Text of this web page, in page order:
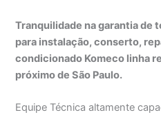
Tranquilidade na garantia de
para instalação, conserto,
condicionado Komeco linha
próximo de São Paulo.
Equipe Técnica altamente